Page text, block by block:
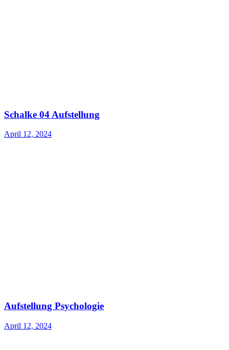
Schalke 04 Aufstellung
April 12, 2024
Aufstellung Psychologie
April 12, 2024